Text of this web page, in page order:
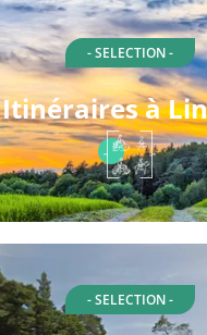
- SELECTION -
Itinéraires à
- SELECTION -